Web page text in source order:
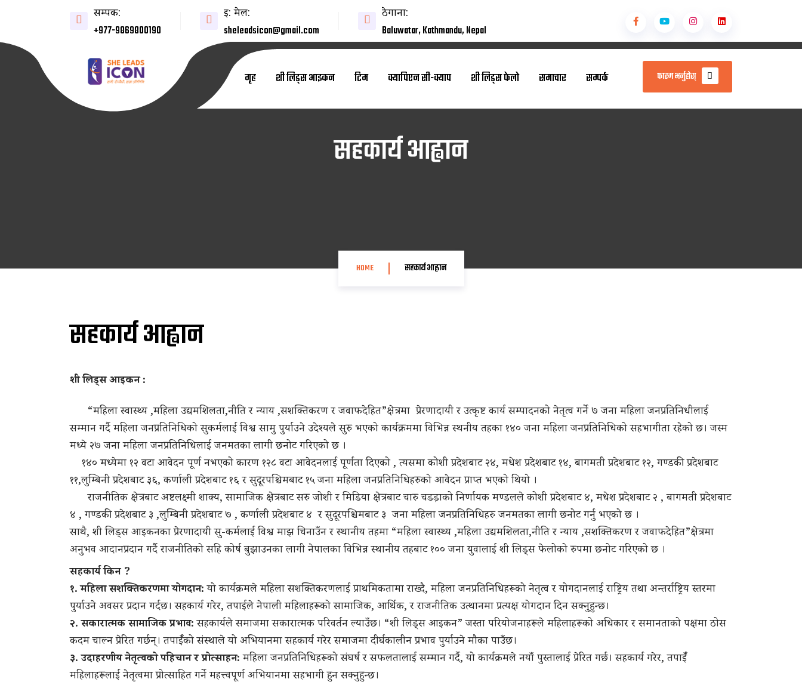
सम्पर्क:
+977-9869800190
ई: मेल:
sheleadsicon@gmail.com
ठेगाना:
Baluwatar, Kathmandu, Nepal
गृह शी लिड्स आइकन टिम क्यापिएन सी-क्याप शी लिड्स फेलो समाचार सम्पर्क फारम भर्नुहोस्
सहकार्य आह्वान
HOME सहकार्य आह्वान
सहकार्य आह्वान
शी लिड्स आइकन :
“महिला स्वास्थ्य ,महिला उद्यमशिलता,नीति र न्याय ,सशक्तिकरण र जवाफदेहित”क्षेत्रमा प्रेरणादायी र उत्कृष्ट कार्य सम्पादनको नेतृत्व गर्ने ७ जना महिला जनप्रतिनिधीलाई
सम्मान गर्दै महिला जनप्रतिनिधिको सुकर्मलाई विश्व सामु पुर्याउने उदेश्यले सुरु भएको कार्यक्रममा विभिन्न स्थनीय तहका १४० जना महिला जनप्रतिनिधिको सहभागीता रहेको छ। जस्म
मध्ये २७ जना महिला जनप्रतिनिधिलाई जनमतका लागी छनोट गरिएको छ ।
१४० मध्येमा १२ वटा आवेदन पूर्ण नभएको कारण १२८ वटा आवेदनलाई पूर्णता दिएको , त्यसमा कोशी प्रदेशबाट २४, मधेश प्रदेशबाट १४, बागमती प्रदेशबाट १२, गण्डकी प्रदेशबाट
११,लुम्बिनी प्रदेशबाट ३६, कर्णाली प्रदेशबाट १६ र सुदूरपश्चिमबाट १५ जना महिला जनप्रतिनिधिहरुको आवेदन प्राप्त भएको थियो ।
राजनीतिक क्षेत्रबाट अष्टलक्ष्मी शाक्य, सामाजिक क्षेत्रबाट सरु जोशी र मिडिया क्षेत्रबाट चारु चडड़ाको निर्णायक मण्डलले कोशी प्रदेशबाट ४, मधेश प्रदेशबाट २ , बागमती प्रदेशबाट
४ , गण्डकी प्रदेशबाट ३ ,लुम्बिनी प्रदेशबाट ७ , कर्णाली प्रदेशबाट ४ र सुदूरपश्चिमबाट ३ जना महिला जनप्रतिनिधिहरु जनमतका लागी छनोट गर्नु भएको छ ।
साथै, शी लिड्स आइकनका प्रेरणादायी सु-कर्मलाई विश्व माझ चिनाउँन र स्थानीय तहमा “महिला स्वास्थ्य ,महिला उद्यमशिलता,नीति र न्याय ,सशक्तिकरण र जवाफदेहित”क्षेत्रमा
अनुभव आदानप्रदान गर्दै राजनीतिको सहि कोर्ष बुझाउनका लागी नेपालका विभिन्न स्थानीय तहबाट १०० जना युवालाई शी लिड्स फेलोको रुपमा छनोट गरिएको छ ।
सहकार्य किन ?
१. महिला सशक्तिकरणमा योगदान:यो कार्यक्रमले महिला सशक्तिकरणलाई प्राथमिकतामा राख्दै, महिला जनप्रतिनिधिहरूको नेतृत्व र योगदानलाई राष्ट्रिय तथा अन्तर्राष्ट्रिय स्तरमा
पुर्याउने अवसर प्रदान गर्दछ। सहकार्य गरेर, तपाईंले नेपाली महिलाहरूको सामाजिक, आर्थिक, र राजनीतिक उत्थानमा प्रत्यक्ष योगदान दिन सक्नुहुन्छ।
२. सकारात्मक सामाजिक प्रभाव:सहकार्यले समाजमा सकारात्मक परिवर्तन ल्याउँछ। “शी लिड्स आइकन” जस्ता परियोजनाहरूले महिलाहरूको अधिकार र समानताको पक्षमा ठोस
कदम चाल्न प्रेरित गर्छन्। तपाईँको संस्थाले यो अभियानमा सहकार्य गरेर समाजमा दीर्घकालीन प्रभाव पुर्याउने मौका पाउँछ।
३. उदाहरणीय नेतृत्वको पहिचान र प्रोत्साहन:महिला जनप्रतिनिधिहरूको संघर्ष र सफलतालाई सम्मान गर्दै, यो कार्यक्रमले नयाँ पुस्तालाई प्रेरित गर्छ। सहकार्य गरेर, तपाईँ
महिलाहरूलाई नेतृत्वमा प्रोत्साहित गर्ने महत्त्वपूर्ण अभियानमा सहभागी हुन सक्नुहुन्छ।